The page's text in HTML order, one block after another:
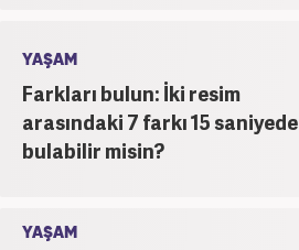
YAŞAM
Farkları bulun: İki resim
arasındaki 7 farkı 15 saniyede
bulabilir misin?
YAŞAM